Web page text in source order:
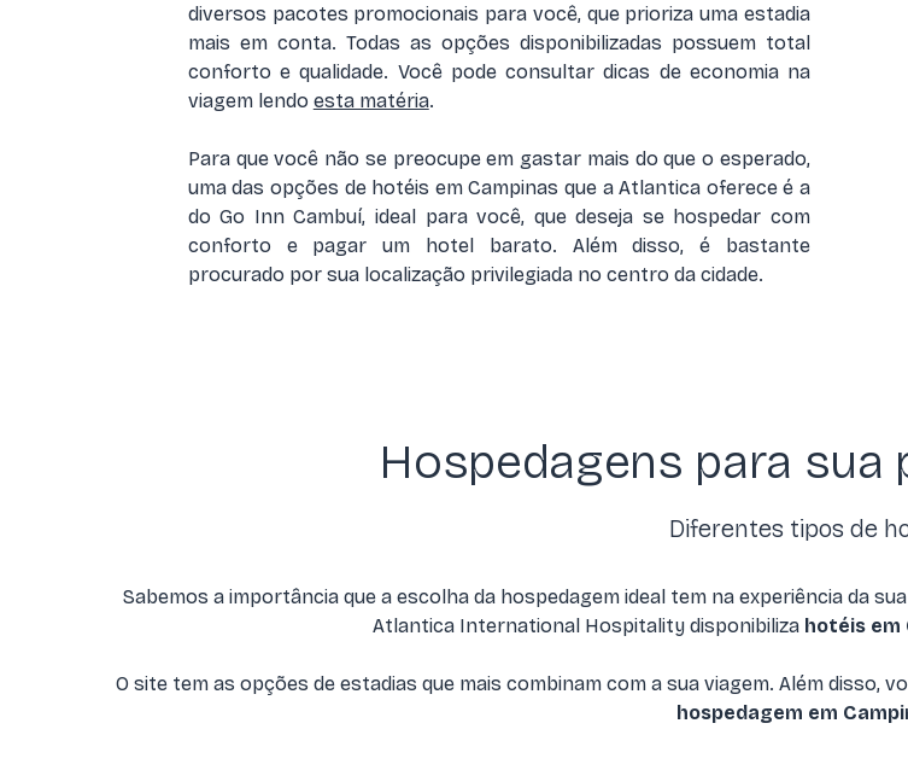
diversos pacotes promocionais para você, que prioriza uma estadia
mais em conta. Todas as opções disponibilizadas possuem total
conforto e qualidade. Você pode consultar dicas de economia na
viagem lendo esta matéria.
Para que você não se preocupe em gastar mais do que o esperado,
uma das opções de hotéis em Campinas que a Atlantica oferece é a
do Go Inn Cambuí, ideal para você, que deseja se hospedar com
conforto e pagar um hotel barato. Além disso, é bastante
procurado por sua localização privilegiada no centro da cidade.
Hospedagens para sua
Diferentes tipos de
Sabemos a importância que a escolha da hospedagem ideal tem na experiência da
Atlantica International Hospitality disponibiliza hotéis em
O site tem as opções de estadias que mais combinam com a sua viagem. Além
hospedagem em